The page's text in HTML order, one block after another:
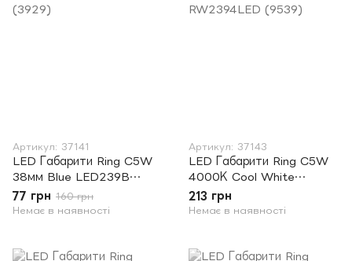
Артикул: 37141
LED Габарити Ring C5W
38мм Blue LED239B
(3929)
77 грн 160 грн
Немає в наявності
Артикул: 37143
LED Габарити Ring C5W
4000К Cool White
RW2394LED (9539)
213 грн
Немає в наявності